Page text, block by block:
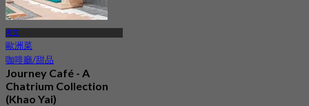
考艾
歐洲菜
咖啡廳/甜品
Journey Café - A
Chatrium Collection
(Khao Yai)